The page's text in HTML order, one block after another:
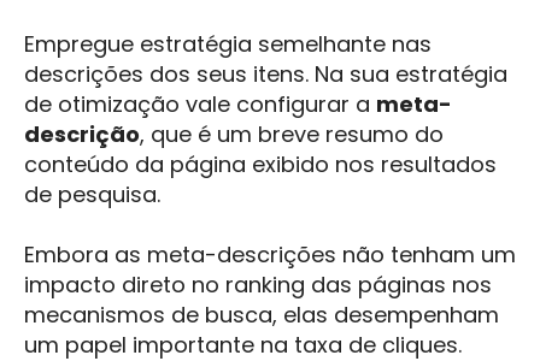
Empregue estratégia semelhante nas
descrições dos seus itens. Na sua estratégia
de otimização vale configurar a meta-
descrição, que é um breve resumo do
conteúdo da página exibido nos resultados
de pesquisa.
Embora as meta-descrições não tenham um
impacto direto no ranking das páginas nos
mecanismos de busca, elas desempenham
um papel importante na taxa de cliques.